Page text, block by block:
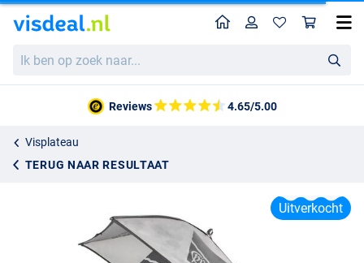
ben
HomeProfiel
Reviews 4.65/5.00
Visplateau
TERUG NAAR RESULTAAT
Preston Offbox Grey Bait Brolly
59.95
Uitverkocht